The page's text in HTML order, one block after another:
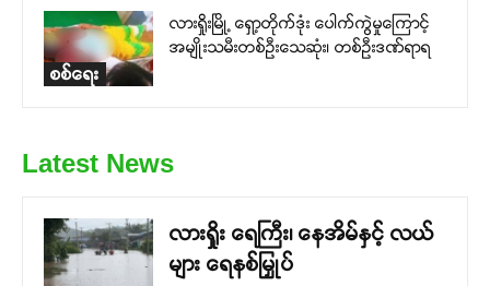
စစ်ရေး
လားရှိုးမြို့ ရှော့တိုက်ဒုံး ပေါက်ကွဲမှုကြောင့်
အမျိုးသမီးတစ်ဦးသေဆုံး၊ တစ်ဦးဒဏ်ရာရ
Latest News
လားရှိုး ရေကြီး၊ နေအိမ်နှင့် လယ်
များ ရေနစ်မြှုပ်